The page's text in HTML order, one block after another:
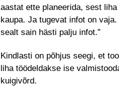
aastat ette planeerida, sest
kaupa. Ja tugevat infot on
sealt sain hästi palju infot.”
Kindlasti on põhjus seegi, et
liha töödeldakse ise
kuigivõrd.